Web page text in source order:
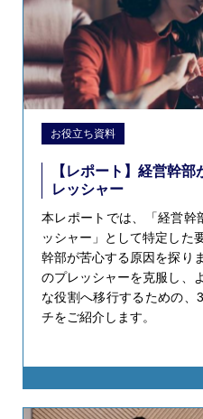
お役立ち資料
【レポート】経営幹
レッシャー
本レポートでは、「経営幹
ッシャー」として特定した
幹部が苦心する原因を探り
のプレッシャーを克服し、
な役割へ移行するための、
チをご紹介します。